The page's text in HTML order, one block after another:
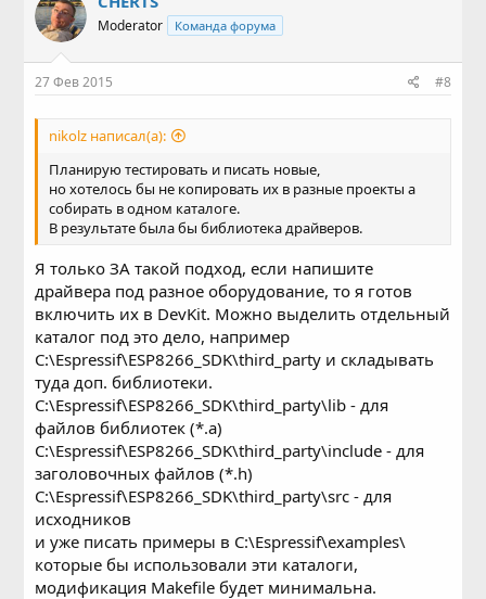
Moderator Команда форума
27 Фев 2015 #8
nikolz написал(а):
Планирую тестировать и писать новые,
но хотелось бы не копировать их в разные проекты а
собирать в одном каталоге.
В результате была бы библиотека драйверов.
Я только ЗА такой подход, если напишите
драйвера под разное оборудование, то я готов
включить их в DevKit. Можно выделить отдельный
каталог под это дело, например
C:\Espressif\ESP8266_SDK\third_party и складывать
туда доп. библиотеки.
C:\Espressif\ESP8266_SDK\third_party\lib - для
файлов библиотек (*.a)
C:\Espressif\ESP8266_SDK\third_party\include - для
заголовочных файлов (*.h)
C:\Espressif\ESP8266_SDK\third_party\src - для
исходников
и уже писать примеры в C:\Espressif\examples\
которые бы использовали эти каталоги,
модификация Makefile будет минимальна.